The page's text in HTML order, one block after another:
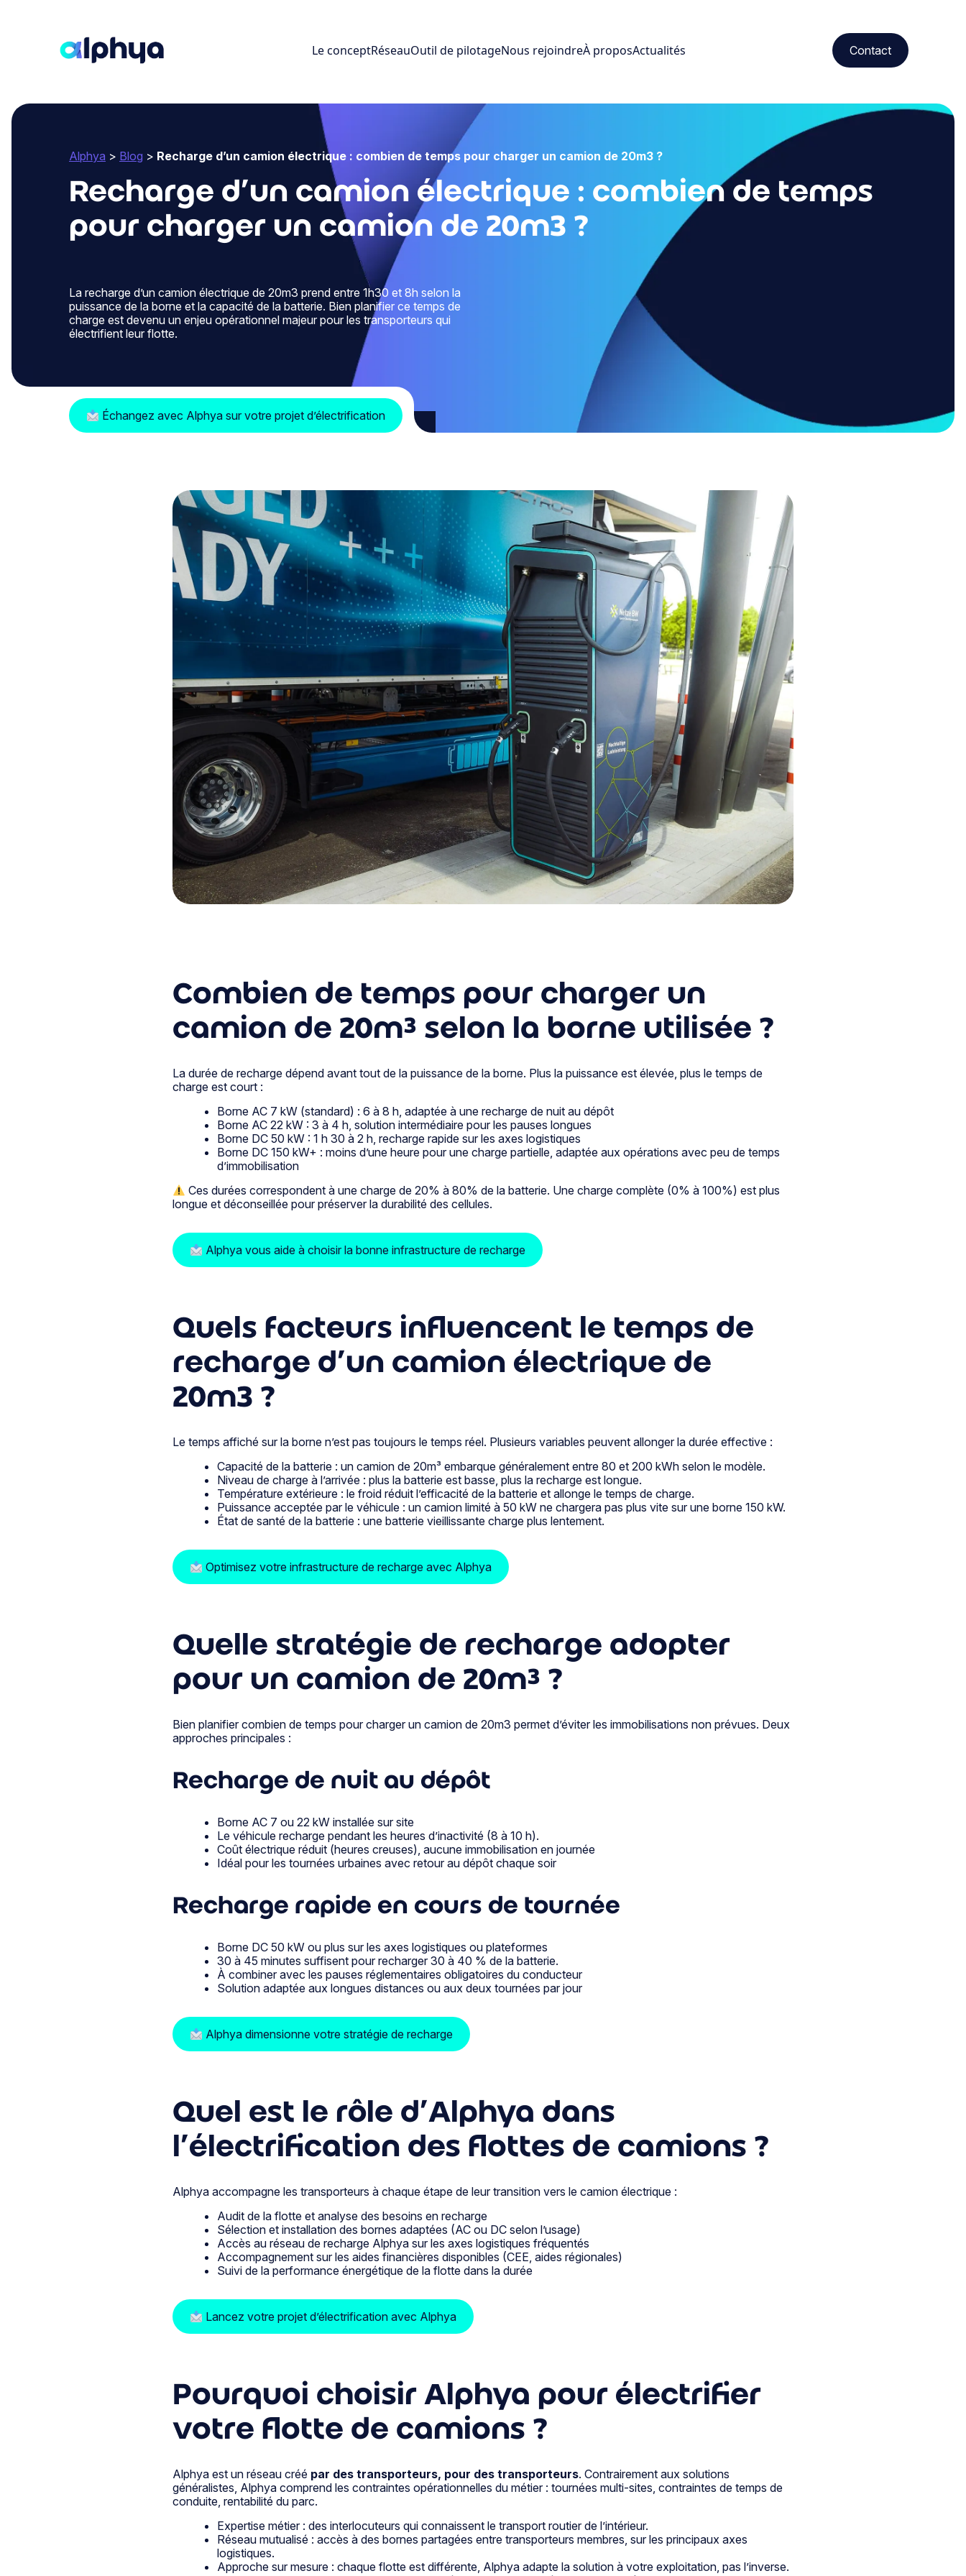
Le conceptRéseauOutil de pilotageNous rejoindreÀ proposActualités Contact
Alphya > Blog > Recharge d’un camion électrique : combien de temps pour charger un camion de 20m3 ?
Recharge d’un camion électrique : combien de temps
pour charger un camion de 20m3 ?
La recharge d’un camion électrique de 20m3 prend entre 1h30 et 8h selon la
puissance de la borne et la capacité de la batterie. Bien planifier ce temps de
charge est devenu un enjeu opérationnel majeur pour les transporteurs qui
électrifient leur flotte.
Échangez avec Alphya sur votre projet d’électrification
Combien de temps pour charger un
camion de 20m³ selon la borne utilisée ?
La durée de recharge dépend avant tout de la puissance de la borne. Plus la puissance est élevée, plus le temps de
charge est court :
Borne AC 7 kW (standard) : 6 à 8 h, adaptée à une recharge de nuit au dépôt
Borne AC 22 kW : 3 à 4 h, solution intermédiaire pour les pauses longues
Borne DC 50 kW : 1 h 30 à 2 h, recharge rapide sur les axes logistiques
Borne DC 150 kW+ : moins d’une heure pour une charge partielle, adaptée aux opérations avec peu de temps
d’immobilisation
Ces durées correspondent à une charge de 20% à 80% de la batterie. Une charge complète (0% à 100%) est plus
longue et déconseillée pour préserver la durabilité des cellules.
Alphya vous aide à choisir la bonne infrastructure de recharge
Quels facteurs influencent le temps de
recharge d’un camion électrique de
20m3 ?
Le temps affiché sur la borne n’est pas toujours le temps réel. Plusieurs variables peuvent allonger la durée effective :
Capacité de la batterie : un camion de 20m³ embarque généralement entre 80 et 200 kWh selon le modèle.
Niveau de charge à l’arrivée : plus la batterie est basse, plus la recharge est longue.
Température extérieure : le froid réduit l’efficacité de la batterie et allonge le temps de charge.
Puissance acceptée par le véhicule : un camion limité à 50 kW ne chargera pas plus vite sur une borne 150 kW.
État de santé de la batterie : une batterie vieillissante charge plus lentement.
Optimisez votre infrastructure de recharge avec Alphya
Quelle stratégie de recharge adopter
pour un camion de 20m³ ?
Bien planifier combien de temps pour charger un camion de 20m3 permet d’éviter les immobilisations non prévues. Deux
approches principales :
Recharge de nuit au dépôt
Borne AC 7 ou 22 kW installée sur site
Le véhicule recharge pendant les heures d’inactivité (8 à 10 h).
Coût électrique réduit (heures creuses), aucune immobilisation en journée
Idéal pour les tournées urbaines avec retour au dépôt chaque soir
Recharge rapide en cours de tournée
Borne DC 50 kW ou plus sur les axes logistiques ou plateformes
30 à 45 minutes suffisent pour recharger 30 à 40 % de la batterie.
À combiner avec les pauses réglementaires obligatoires du conducteur
Solution adaptée aux longues distances ou aux deux tournées par jour
Alphya dimensionne votre stratégie de recharge
Quel est le rôle d’Alphya dans
l’électrification des flottes de camions ?
Alphya accompagne les transporteurs à chaque étape de leur transition vers le camion électrique :
Audit de la flotte et analyse des besoins en recharge
Sélection et installation des bornes adaptées (AC ou DC selon l’usage)
Accès au réseau de recharge Alphya sur les axes logistiques fréquentés
Accompagnement sur les aides financières disponibles (CEE, aides régionales)
Suivi de la performance énergétique de la flotte dans la durée
Lancez votre projet d’électrification avec Alphya
Pourquoi choisir Alphya pour électrifier
votre flotte de camions ?
Alphya est un réseau créé par des transporteurs, pour des transporteurs. Contrairement aux solutions
généralistes, Alphya comprend les contraintes opérationnelles du métier : tournées multi-sites, contraintes de temps de
conduite, rentabilité du parc.
Expertise métier : des interlocuteurs qui connaissent le transport routier de l’intérieur.
Réseau mutualisé : accès à des bornes partagées entre transporteurs membres, sur les principaux axes
logistiques.
Approche sur mesure : chaque flotte est différente, Alphya adapte la solution à votre exploitation, pas l’inverse.